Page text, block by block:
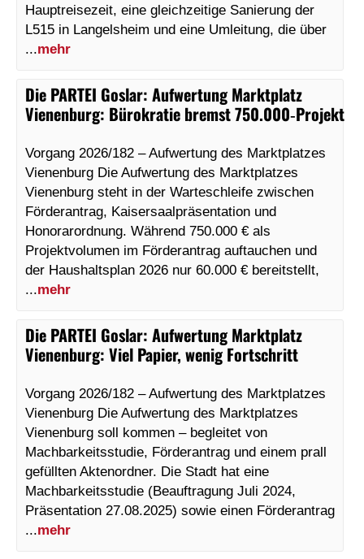
Hauptreisezeit, eine gleichzeitige Sanierung der
L515 in Langelsheim und eine Umleitung, die über
...mehr
Die PARTEI Goslar: Aufwertung Marktplatz
Vienenburg: Bürokratie bremst 750.000‑Projekt
Vorgang 2026/182 – Aufwertung des Marktplatzes
Vienenburg Die Aufwertung des Marktplatzes
Vienenburg steht in der Warteschleife zwischen
Förderantrag, Kaisersaalpräsentation und
Honorarordnung. Während 750.000 € als
Projektvolumen im Förderantrag auftauchen und
der Haushaltsplan 2026 nur 60.000 € bereitstellt,
...mehr
Die PARTEI Goslar: Aufwertung Marktplatz
Vienenburg: Viel Papier, wenig Fortschritt
Vorgang 2026/182 – Aufwertung des Marktplatzes
Vienenburg Die Aufwertung des Marktplatzes
Vienenburg soll kommen – begleitet von
Machbarkeitsstudie, Förderantrag und einem prall
gefüllten Aktenordner. Die Stadt hat eine
Machbarkeitsstudie (Beauftragung Juli 2024,
Präsentation 27.08.2025) sowie einen Förderantrag
...mehr